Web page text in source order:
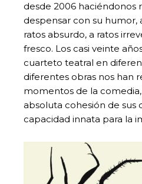
desde 2006 haciéndonos
despensar con su humor,
ratos absurdo, a ratos
fresco. Los casi veinte
cuarteto teatral en
diferentes obras nos han
momentos de la
absoluta cohesión de sus
capacidad innata para la